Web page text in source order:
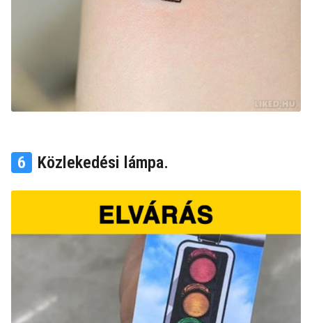
6 Közlekedési lámpa.